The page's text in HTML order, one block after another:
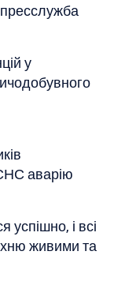
у
аварію
успішно, і всі
живими та